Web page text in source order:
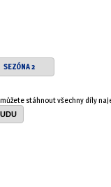
SEZÓNA 2
stáhnout všechny díly